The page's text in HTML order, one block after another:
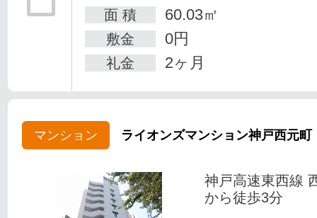
面 積 60.03㎡
敷金 0円
礼金 2ヶ月
マンション ライオンズマンション神戸西元町
神戸高速東西線
から徒歩3分